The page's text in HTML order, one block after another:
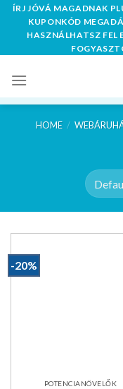
SkipÍRJ JÓVÁ MAGADNAK
KUPONKÓD
HASZNÁLHATSZ FEL
HOME /
-20%
POTENCIANÖVELŐK